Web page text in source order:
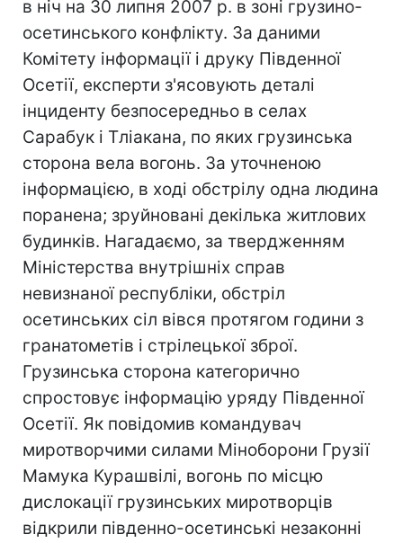
в ніч на 30 липня 2007 р. в зоні грузино-
осетинського конфлікту. За даними
Комітету інформації і друку Південної
Осетії, експерти з'ясовують деталі
інциденту безпосередньо в селах
Сарабук і Тліакана, по яких грузинська
сторона вела вогонь. За уточненою
інформацією, в ході обстрілу одна людина
поранена; зруйновані декілька житлових
будинків. Нагадаємо, за твердженням
Міністерства внутрішніх справ
невизнаної республіки, обстріл
осетинських сіл вівся протягом години з
гранатометів і стрілецької зброї.
Грузинська сторона категорично
спростовує інформацію уряду Південної
Осетії. Як повідомив командувач
миротворчими силами Міноборони Грузії
Мамука Курашвілі, вогонь по місцю
дислокації грузинських миротворців
відкрили південно-осетинські незаконні